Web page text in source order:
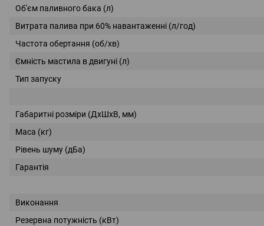
Об'єм паливного бака (л)
Витрата палива при 60% навантаженні (л/год)
Частота обертання (об/хв)
Ємність мастила в двигуні (л)
Тип запуску
Габаритні розміри (ДхШхВ, мм)
Маса (кг)
Рівень шуму (дБа)
Гарантія
Виконання
Резервна потужність (кВт)